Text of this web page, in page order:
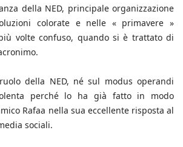
della NED, principale organizzazione
colorate e nelle « primavere »
volte confuso, quando si è trattato di
della NED, né sul modus operandi
perché lo ha già fatto in modo
Rafaa nella sua eccellente risposta al
sociali.